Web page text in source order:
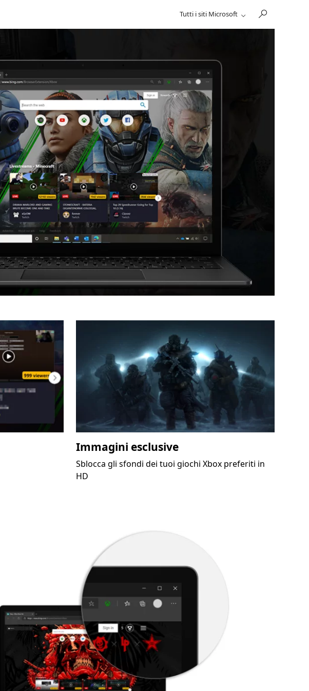
Tutti i siti Microsoft
Immagini esclusive
Sblocca gli sfondi dei tuoi giochi Xbox preferiti in
HD